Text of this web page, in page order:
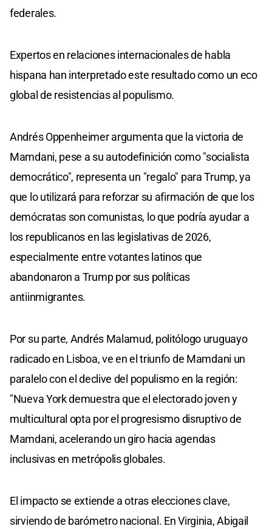
federales.
Expertos en relaciones internacionales de habla
hispana han interpretado este resultado como un eco
global de resistencias al populismo.
Andrés Oppenheimer argumenta que la victoria de
Mamdani, pese a su autodefinición como "socialista
democrático", representa un "regalo" para Trump, ya
que lo utilizará para reforzar su afirmación de que los
demócratas son comunistas, lo que podría ayudar a
los republicanos en las legislativas de 2026,
especialmente entre votantes latinos que
abandonaron a Trump por sus políticas
antiinmigrantes.
Por su parte, Andrés Malamud, politólogo uruguayo
radicado en Lisboa, ve en el triunfo de Mamdani un
paralelo con el declive del populismo en la región:
"Nueva York demuestra que el electorado joven y
multicultural opta por el progresismo disruptivo de
Mamdani, acelerando un giro hacia agendas
inclusivas en metrópolis globales.
El impacto se extiende a otras elecciones clave,
sirviendo de barómetro nacional. En Virginia, Abigail